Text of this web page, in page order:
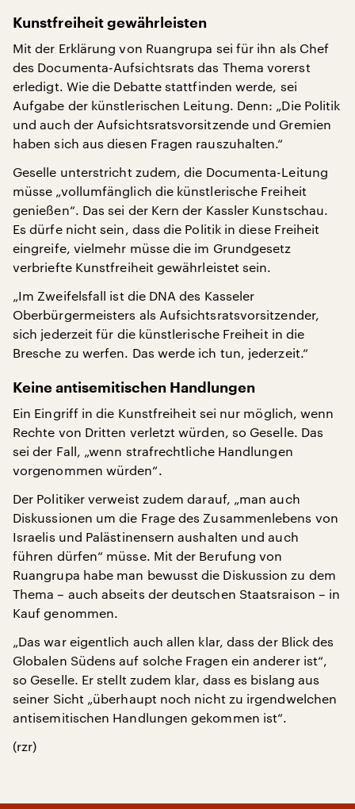
Kunstfreiheit gewährleisten
Mit der Erklärung von Ruangrupa sei für ihn als Chef
des Documenta-Aufsichtsrats das Thema vorerst
erledigt. Wie die Debatte stattfinden werde, sei
Aufgabe der künstlerischen Leitung. Denn: „Die Politik
und auch der Aufsichtsratsvorsitzende und Gremien
haben sich aus diesen Fragen rauszuhalten.“
Geselle unterstricht zudem, die Documenta-Leitung
müsse „vollumfänglich die künstlerische Freiheit
genießen“. Das sei der Kern der Kassler Kunstschau.
Es dürfe nicht sein, dass die Politik in diese Freiheit
eingreife, vielmehr müsse die im Grundgesetz
verbriefte Kunstfreiheit gewährleistet sein.
„Im Zweifelsfall ist die DNA des Kasseler
Oberbürgermeisters als Aufsichtsratsvorsitzender,
sich jederzeit für die künstlerische Freiheit in die
Bresche zu werfen. Das werde ich tun, jederzeit.“
Keine antisemitischen Handlungen
Ein Eingriff in die Kunstfreiheit sei nur möglich, wenn
Rechte von Dritten verletzt würden, so Geselle. Das
sei der Fall, „wenn strafrechtliche Handlungen
vorgenommen würden“.
Der Politiker verweist zudem darauf, „man auch
Diskussionen um die Frage des Zusammenlebens von
Israelis und Palästinensern aushalten und auch
führen dürfen“ müsse. Mit der Berufung von
Ruangrupa habe man bewusst die Diskussion zu dem
Thema – auch abseits der deutschen Staatsraison – in
Kauf genommen.
„Das war eigentlich auch allen klar, dass der Blick des
Globalen Südens auf solche Fragen ein anderer ist“,
so Geselle. Er stellt zudem klar, dass es bislang aus
seiner Sicht „überhaupt noch nicht zu irgendwelchen
antisemitischen Handlungen gekommen ist“.
(rzr)